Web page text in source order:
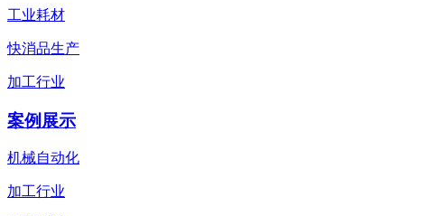
工业耗材
快消品生产
加工行业
案例展示
机械自动化
加工行业